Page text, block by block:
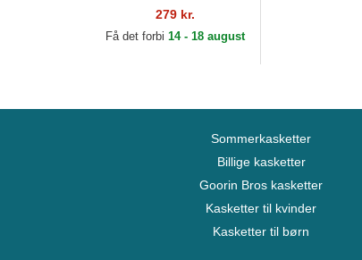
Angeles Dodgers MLB
af New Era
279 kr.
Få det forbi14 - 18 august
Sommerkasketter
Billige kasketter
Goorin Bros kasketter
Kasketter til kvinder
Kasketter til børn